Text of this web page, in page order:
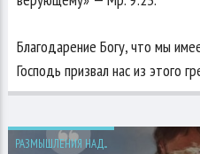
Благодарение Богу, что мы
Господь призвал нас из этого
РАЗМЫШЛЕНИЯ НАД...